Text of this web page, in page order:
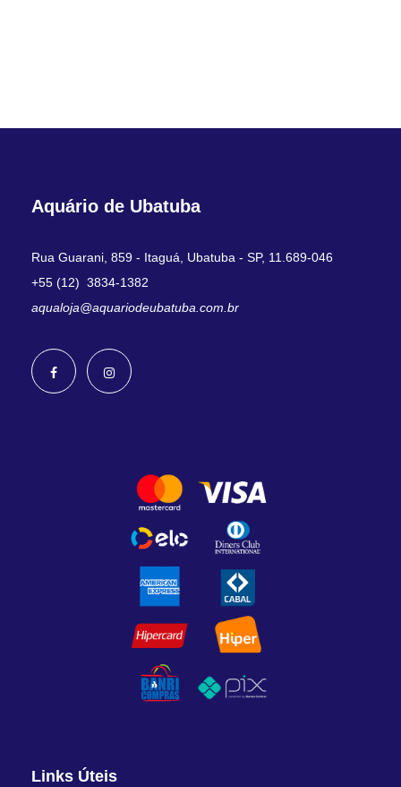
Aquário de Ubatuba
Rua Guarani, 859 - Itaguá, Ubatuba - SP, 11.689-046
+55 (12) 3834-1382
aqualoja@aquariodeubatuba.com.br
Links Úteis